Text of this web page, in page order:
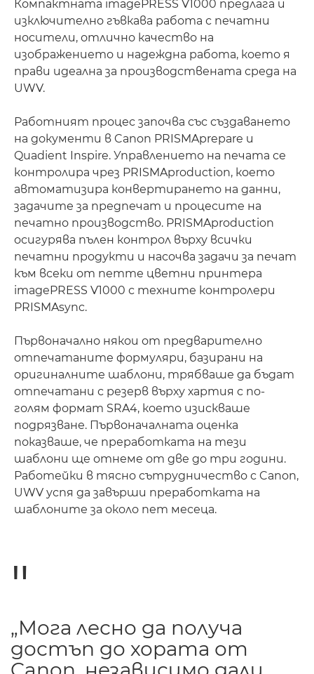
Компактната imagePRESS V1000 предлага и
изключително гъвкава работа с печатни
носители, отлично качество на
изображението и надеждна работа, което я
прави идеална за производствената среда на
UWV.
Работният процес започва със създаването
на документи в Canon PRISMAprepare и
Quadient Inspire. Управлението на печата се
контролира чрез PRISMAproduction, което
автоматизира конвертирането на данни,
задачите за предпечат и процесите на
печатно производство. PRISMAproduction
осигурява пълен контрол върху всички
печатни продукти и насочва задачи за печат
към всеки от петте цветни принтера
imagePRESS V1000 с техните контролери
PRISMAsync.
Първоначално някои от предварително
отпечатаните формуляри, базирани на
оригиналните шаблони, трябваше да бъдат
отпечатани с резерв върху хартия с по-
голям формат SRA4, което изискваше
подрязване. Първоначалната оценка
показваше, че преработката на тези
шаблони ще отнеме от две до три години.
Работейки в тясно сътрудничество с Canon,
UWV успя да завърши преработката на
шаблоните за около пет месеца.
„Мога лесно да получа
достъп до хората от